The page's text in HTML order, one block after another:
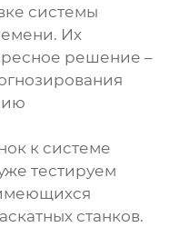
системы
Их
решение –
к системе
тестируем
станков.